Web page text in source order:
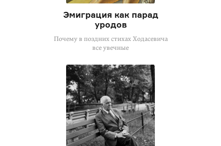
Эмиграция как парад
уродов
Почему в поздних стихах Ходасевича
все увечные